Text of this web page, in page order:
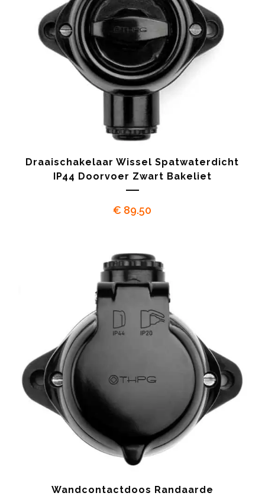
Draaischakelaar Wissel Spatwaterdicht
IP44 Doorvoer Zwart Bakeliet
€ 89.50
Wandcontactdoos Randaarde